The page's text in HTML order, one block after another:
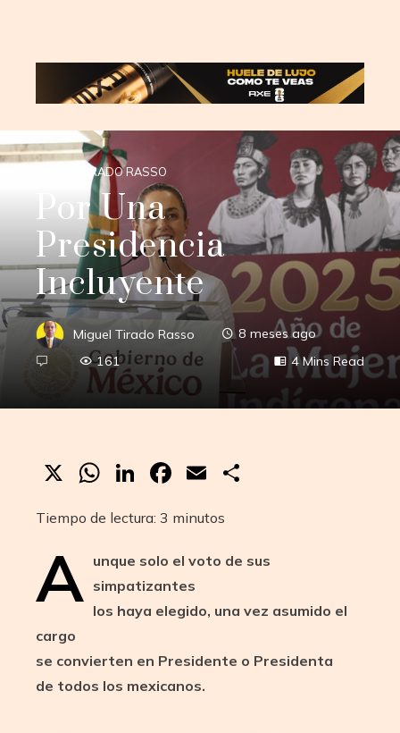
MIGUEL TIRADO RASSO
Por Una
Presidencia
Incluyente
Miguel Tirado Rasso
8 meses ago
161
4 Mins Read
X WhatsApp
LinkedIn
Facebook
Email
Tiempo de lectura: 3 minutos
A unque solo el voto de sus
simpatizantes
los haya elegido, una vez asumido el
cargo
se convierten en Presidente o Presidenta
de todos los mexicanos.